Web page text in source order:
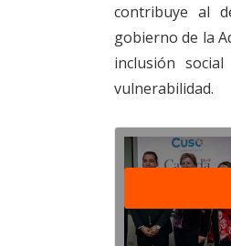
contribuye al
gobierno de la
inclusión
vulnerabilidad.